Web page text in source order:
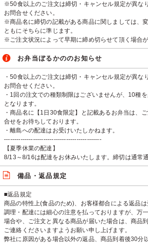
※50食以上のご注文は締切・キャンセル規定が異な
お問合せください。
※商品名に締切の記載がある商品に関しましては、
ともにそちらに準じます。
※ご注文状況によって早期に締め切らせて頂く場合が
お弁当ぼるかののお知らせ
・50食以上のご注文は締切・キャンセル規定が異な
お問合せください。
・1回の注文での種類制限はございませんが、10種
となります。
・商品名に【1日30食限定】と記載あるお弁当は、
合せをお待ちしております。
・離島への配達はお受けいたしかねます。
-----------------------------------------------
【夏季休業の配達】
8/13～8/16は配達をお休みいたします。締切は通常通
備品・返品規定
■返品規定
商品の特性上(食品のため)、お客様都合による返品は
調理・配達には細心の注意を払っておりますが、万
場合や、ご注文と異なる商品が届いた場合は、商品
ご連絡くださいますようお願い申し上げます。
弊社に原因がある場合以外の返品、商品到着後30分